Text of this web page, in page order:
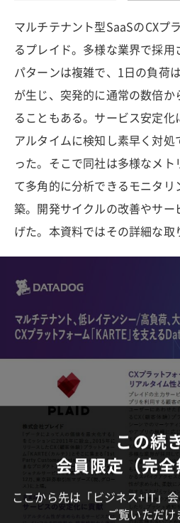
マルチテナント型SaaSのCXプ
るプレイド。多様な業界で採
パターンは複雑で、1日の負荷
が生じ、突発的に通常の数倍
ることもある。サービス安定
アルタイムに検知し素早く対
った。そこで同社は多様なメ
て多角的に分析できるモニタ
築。開発サイクルの改善やサ
げた。本資料ではその詳細な取
この続
会員限定（完
ここから先は「ビジネス+IT」
ご覧いただけ